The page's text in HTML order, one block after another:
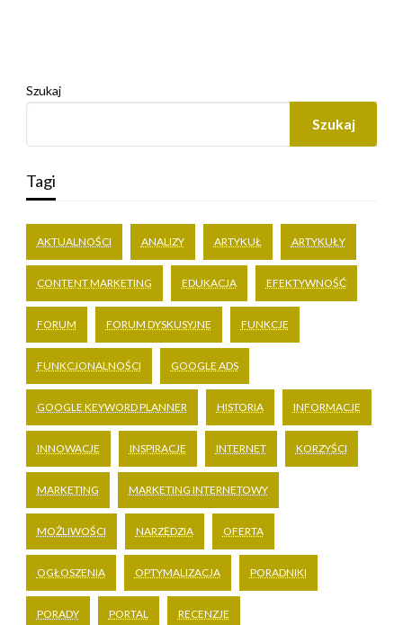
Szukaj
Szukaj
Tagi
AKTUALNOŚCI ANALIZY ARTYKUŁ ARTYKUŁY
CONTENT MARKETING EDUKACJA EFEKTYWNOŚĆ
FORUM FORUM DYSKUSYJNE FUNKCJE
FUNKCJONALNOŚCI GOOGLE ADS
GOOGLE KEYWORD PLANNER HISTORIA INFORMACJE
INNOWACJE INSPIRACJE INTERNET KORZYŚCI
MARKETING MARKETING INTERNETOWY
MOŻLIWOŚCI NARZĘDZIA OFERTA
OGŁOSZENIA OPTYMALIZACJA PORADNIKI
PORADY PORTAL RECENZJE